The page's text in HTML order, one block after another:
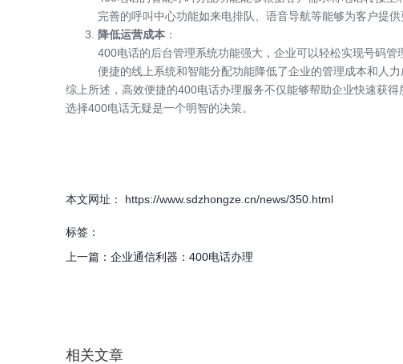
完善的呼叫中心功能如来电排队、语音导航等能够为客户提供
降低运营成本 ：
400电话的后台管理系统功能强大，企业可以轻松实现号码管
便捷的线上系统和智能分配功能降低了企业的管理成本和人力
综上所述，高效便捷的400电话办理服务不仅能够帮助企业快速获
选择400电话无疑是一个明智的决策。
本文网址： https://www.sdzhongze.cn/news/350.html
标签：
上一篇： 企业通信利器：400电话办理
相关文章